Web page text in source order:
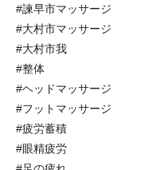
#諫早市マッサージ
#大村市マッサージ
#大村市我
#整体
#ヘッドマッサージ
#フットマッサージ
#疲労蓄積
#眼精疲労